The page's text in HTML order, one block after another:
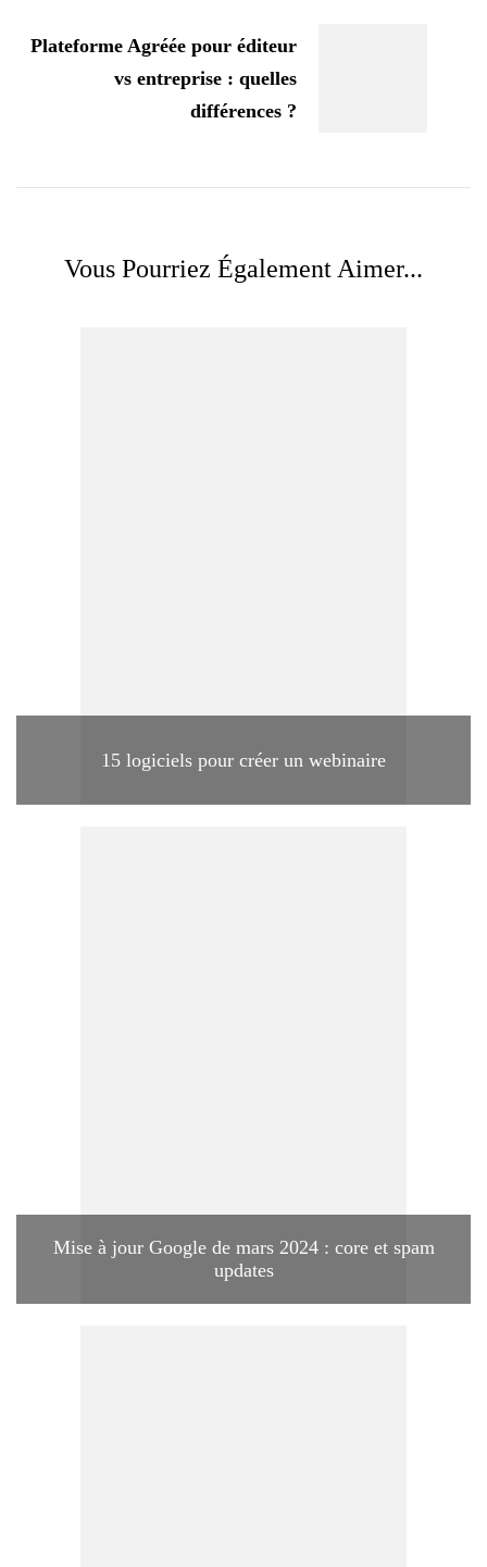
Plateforme Agréée pour éditeur
vs entreprise : quelles
différences ?
Vous Pourriez Également Aimer...
15 logiciels pour créer un webinaire
Mise à jour Google de mars 2024 : core et spam
updates